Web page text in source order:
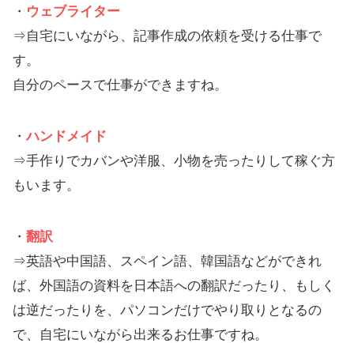
・ ウェブライター
⇒自宅にいながら、記事作成の依頼を受ける仕事で
す。
自分のペースで仕事ができますね。
・ハンドメイド
⇒手作りでカバンや洋服、小物を売ったりして稼ぐ方
もいます。
・ 翻訳
⇒英語や中国語、スペイン語、韓国語などができれ
ば、外国語の資料を日本語への翻訳だったり、もしく
は逆だったりを、パソコンだけでやり取りとなるの
で、自宅にいながら出来るお仕事ですね。